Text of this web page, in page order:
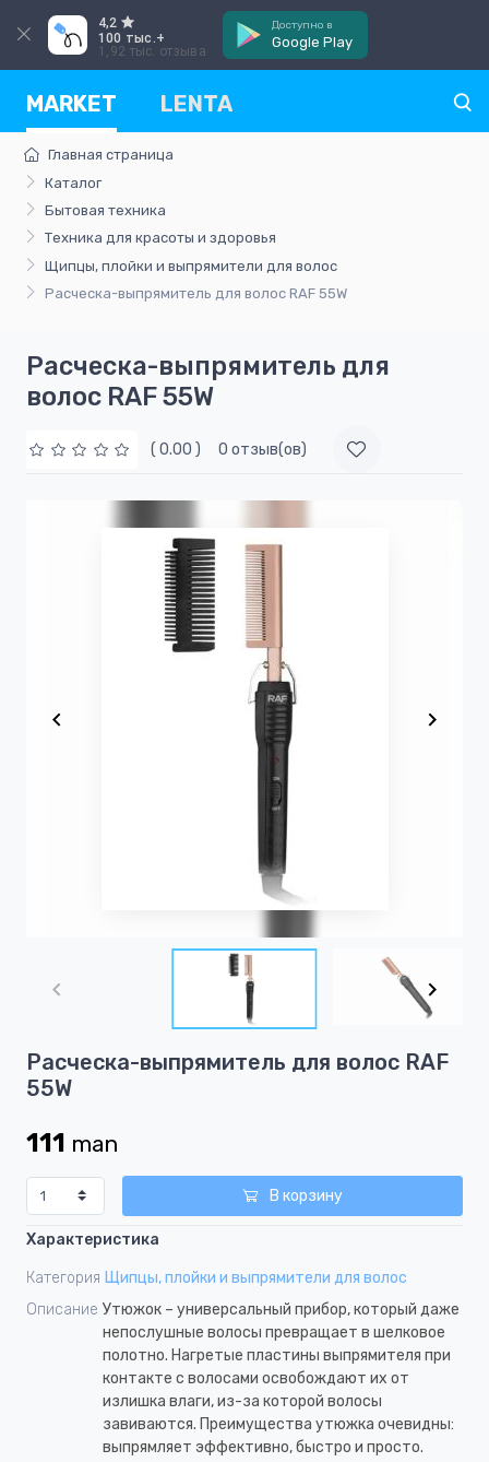
4,2
100 тыс.+
1,92 тыс. отзыва
Доступно в
Google Play
MARKET LENTA
Главная страница
Каталог
Бытовая техника
Техника для красоты и здоровья
Щипцы, плойки и выпрямители для волос
Расческа-выпрямитель для волос RAF 55W
Расческа-выпрямитель для
волос RAF 55W
( 0.00 ) 0 отзыв(ов)
1
of
Расческа-выпрямитель для волос RAF
55W
111 man
В корзину
Характеристика
Категория Щипцы, плойки и выпрямители для волос
Описание Утюжок – универсальный прибор, который даже
непослушные волосы превращает в шелковое
полотно. Нагретые пластины выпрямителя при
контакте с волосами освобождают их от
излишка влаги, из-за которой волосы
завиваются. Преимущества утюжка очевидны:
выпрямляет эффективно, быстро и просто.